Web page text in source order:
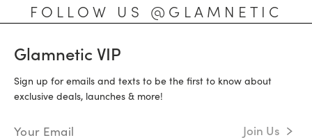
FOLLOW US @GLAMNETIC
Glamnetic VIP
Sign up for emails and texts to be the first to know about
exclusive deals, launches & more!
Email Address Join Us